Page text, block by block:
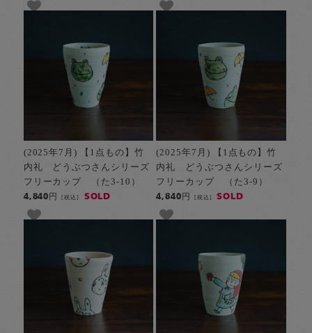
(2025年7月) 【1点もの】竹
内礼 どうぶつさんシリーズ
フリーカップ （た3-10）
4,840円[税込] SOLD
(2025年7月) 【1点もの】竹
内礼 どうぶつさんシリーズ
フリーカップ （た3-9）
4,840円 [税込] SOLD